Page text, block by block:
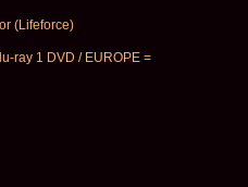
(Lifeforce)
ray 1 DVD / EUROPE =